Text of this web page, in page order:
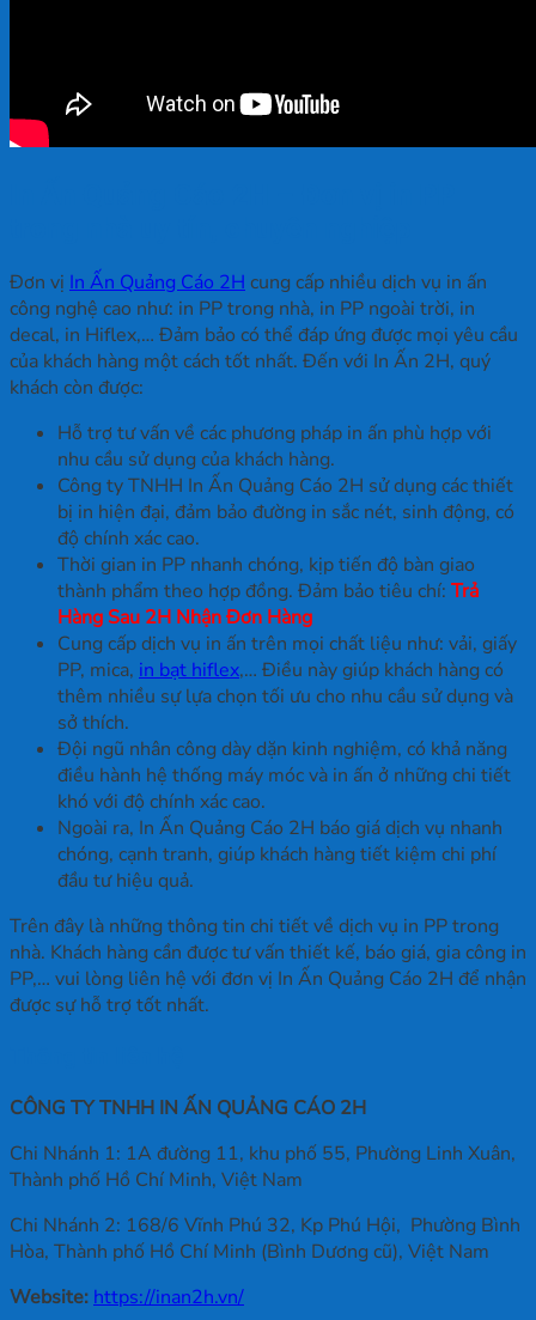
Đơn vị In Ấn Quảng Cáo 2H cung cấp nhiều dịch vụ in ấn
công nghệ cao như: in PP trong nhà, in PP ngoài trời, in
decal, in Hiflex,… Đảm bảo có thể đáp ứng được mọi yêu cầu
của khách hàng một cách tốt nhất. Đến với In Ấn 2H, quý
khách còn được:
Hỗ trợ tư vấn về các phương pháp in ấn phù hợp với
nhu cầu sử dụng của khách hàng.
Công ty TNHH In Ấn Quảng Cáo 2H sử dụng các thiết
bị in hiện đại, đảm bảo đường in sắc nét, sinh động, có
độ chính xác cao.
Thời gian in PP nhanh chóng, kịp tiến độ bàn giao
thành phẩm theo hợp đồng. Đảm bảo tiêu chí: Trả
Hàng Sau 2H Nhận Đơn Hàng
Cung cấp dịch vụ in ấn trên mọi chất liệu như: vải, giấy
PP, mica, in bạt hiflex,… Điều này giúp khách hàng có
thêm nhiều sự lựa chọn tối ưu cho nhu cầu sử dụng và
sở thích.
Đội ngũ nhân công dày dặn kinh nghiệm, có khả năng
điều hành hệ thống máy móc và in ấn ở những chi tiết
khó với độ chính xác cao.
Ngoài ra, In Ấn Quảng Cáo 2H báo giá dịch vụ nhanh
chóng, cạnh tranh, giúp khách hàng tiết kiệm chi phí
đầu tư hiệu quả.
Trên đây là những thông tin chi tiết về dịch vụ in PP trong
nhà. Khách hàng cần được tư vấn thiết kế, báo giá, gia công in
PP,… vui lòng liên hệ với đơn vị In Ấn Quảng Cáo 2H để nhận
được sự hỗ trợ tốt nhất.
CÔNG TY TNHH IN ẤN QUẢNG CÁO 2H
Chi Nhánh 1: 1A đường 11, khu phố 55, Phường Linh Xuân,
Thành phố Hồ Chí Minh, Việt Nam
Chi Nhánh 2: 168/6 Vĩnh Phú 32, Kp Phú Hội, Phường Bình
Hòa, Thành phố Hồ Chí Minh (Bình Dương cũ), Việt Nam
Website: https://inan2h.vn/